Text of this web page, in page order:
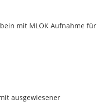
mit MLOK Aufnahme für
ausgewiesener